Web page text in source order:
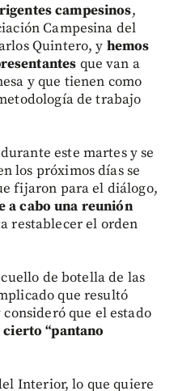
campesinos,
Campesina del
Quintero, y hemos
que van a
y que tienen como
de trabajo
este martes y se
los próximos días se
fijaron para el diálogo,
a cabo una reunión
restablecer el orden
de botella de las
que resultó
que el estado
“pantano
Interior, lo que quiere